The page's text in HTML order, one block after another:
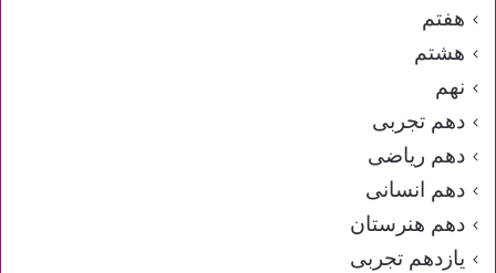
هفتم
هشتم
نهم
دهم تجربی
دهم ریاضی
دهم انسانی
دهم هنرستان
یازدهم تجربی